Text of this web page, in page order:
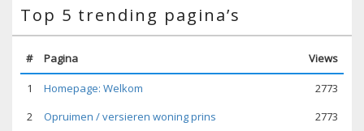
Top 5 trending pagina’s
# Pagina Views
1 Homepage: Welkom
2773
2
Opruimen / versieren woning prins
2773